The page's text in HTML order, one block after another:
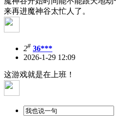
来再进魔神谷太忙人了。
2# 36***
2026-1-29 12:09
这游戏就是在上班！